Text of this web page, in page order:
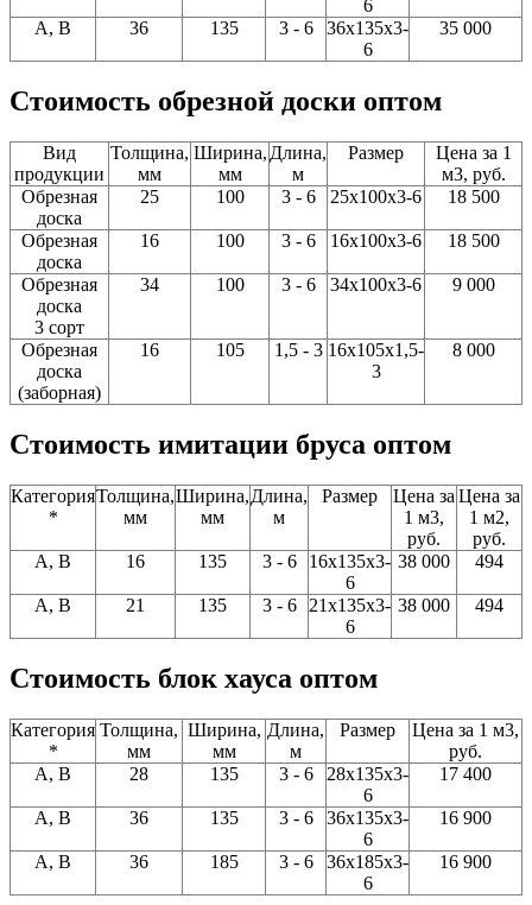
6
A, В
36 135 3 - 6
36x135x3-
6
35 000
Стоимость обрезной доски оптом
Вид
продукции
Толщина,
мм
Ширина,
мм
Длина,
м
Размер
Цена за 1
м3, руб.
Обрезная
доска
25 100 3 - 6 25x100x3-6 18 500
Обрезная
доска
16 100 3 - 6 16x100x3-6 18 500
Обрезная
доска
3 сорт
34 100 3 - 6 34x100x3-6 9 000
Обрезная
доска
(заборная)
16 105 1,5 - 3 16x105x1,5-
3
8 000
Стоимость имитации бруса оптом
Категория
*
Толщина,
мм
Ширина,
мм
Длина,
м
Размер
Цена за
1 м3,
руб.
Цена за
1 м2,
руб.
A, В
16 135 3 - 6
16x135x3-
6
38 000 494
A, В 21 135 3 - 6
21x135x3-
6
38 000 494
Стоимость блок хауса оптом
Категория
*
Толщина,
мм
Ширина,
мм
Длина,
м
Размер
Цена за 1 м3,
руб.
A, В
28 135 3 - 6
28x135x3-
6
17 400
A, В 36 135 3 - 6
36x135x3-
6
16 900
A, В 36 185 3 - 6
36x185x3-
6
16 900